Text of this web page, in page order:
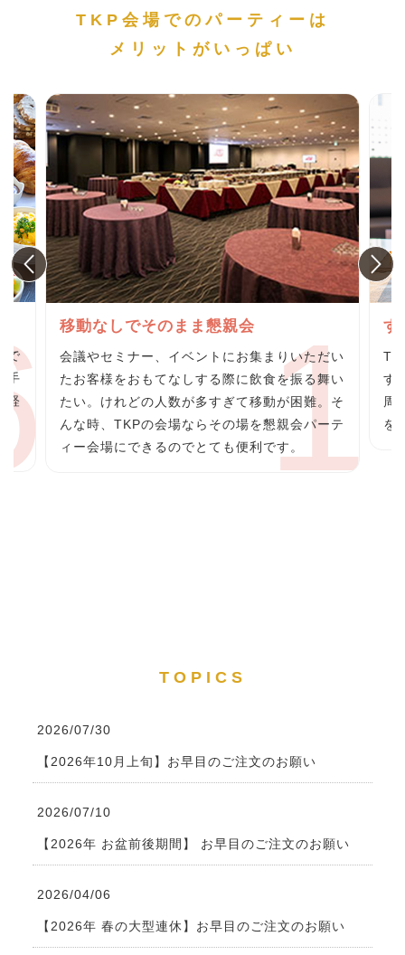
TKP会場でのパーティーは
メリットがいっぱい
で
手
軽
移動なしでそのまま懇親会
会議やセミナー、イベントにお集まりいただい
たお客様をおもてなしする際に飲食を振る舞い
たい。けれどの人数が多すぎて移動が困難。そ
んな時、TKPの会場ならその場を懇親会パーテ
ィー会場にできるのでとても便利です。
す
す
周
を
TOPICS
2026/07/30
【2026年10月上旬】お早目のご注文のお願い
2026/07/10
【2026年 お盆前後期間】 お早目のご注文のお願い
2026/04/06
【2026年 春の大型連休】お早目のご注文のお願い